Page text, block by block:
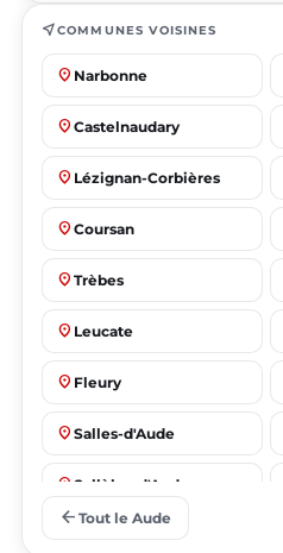
near_meCOMMUNES VOISINES
place Narbonne
place Castelnaudary
place Lézignan-Corbières
place Coursan
place Trèbes
place Leucate
place Fleury
place Salles-d'Aude
place Sallèles-d'Aude
arrow_back Tout le Aude